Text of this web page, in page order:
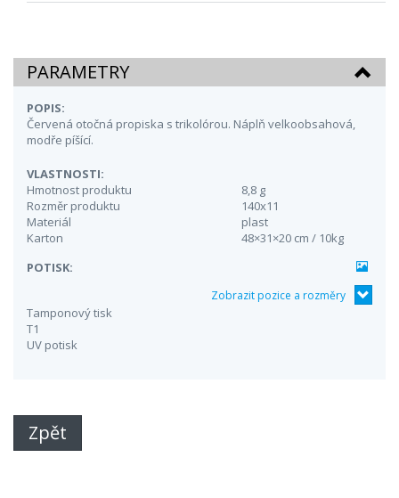
PARAMETRY
POPIS:
Červená otočná propiska s trikolórou. Náplň velkoobsahová,
modře píšící.
VLASTNOSTI:
Hmotnost produktu
8,8 g
Rozměr produktu
140x11
Materiál
plast
Karton
48×31×20 cm / 10kg
POTISK:
Zobrazit pozice a rozměry
Tamponový tisk
T1
UV potisk
Zpět